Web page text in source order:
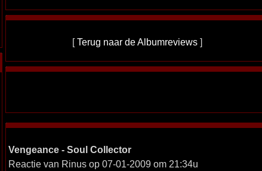
[Terug naar de Albumreviews ]
Vengeance - Soul Collector
Reactie van Rinus op 07-01-2009 om 21:34u